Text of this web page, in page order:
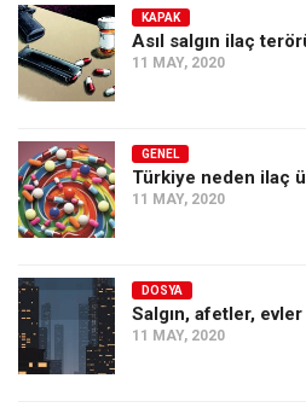
KAPAK
Asıl salgın ilaç
11 MAY, 2020
GENEL
Türkiye neden ilaç
11 MAY, 2020
DOSYA
Salgın, afetler,
11 MAY, 2020